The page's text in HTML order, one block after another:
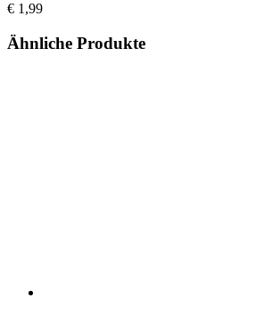
€ 1,99
Ähnliche Produkte